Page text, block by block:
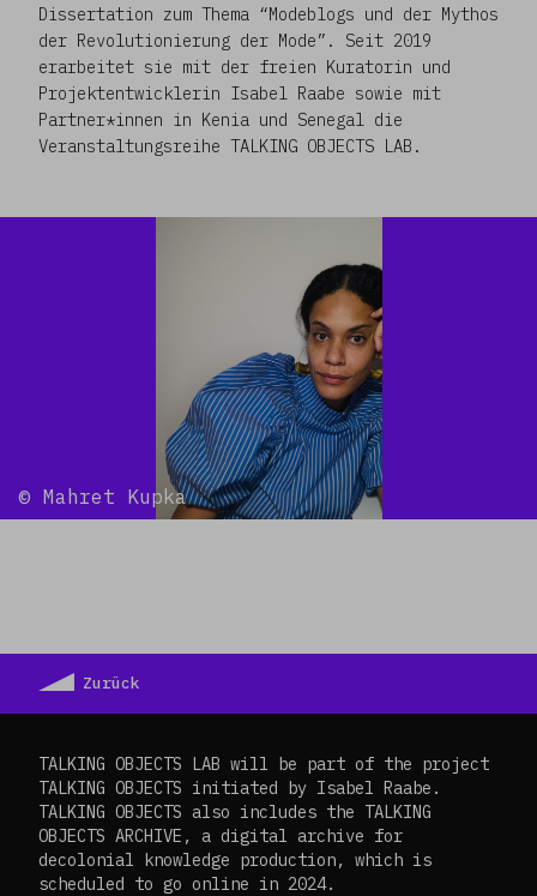
Dissertation zum Thema “Modeblogs und der Mythos
der Revolutionierung der Mode”. Seit 2019
erarbeitet sie mit der freien Kuratorin und
Projektentwicklerin Isabel Raabe sowie mit
Partner*innen in Kenia und Senegal die
Veranstaltungsreihe TALKING OBJECTS LAB.
© Mahret Kupka
Zurück
TALKING OBJECTS LAB will be part of the project
TALKING OBJECTS initiated by Isabel Raabe.
TALKING OBJECTS also includes the TALKING
OBJECTS ARCHIVE, a digital archive for
decolonial knowledge production, which is
scheduled to go online in 2024.